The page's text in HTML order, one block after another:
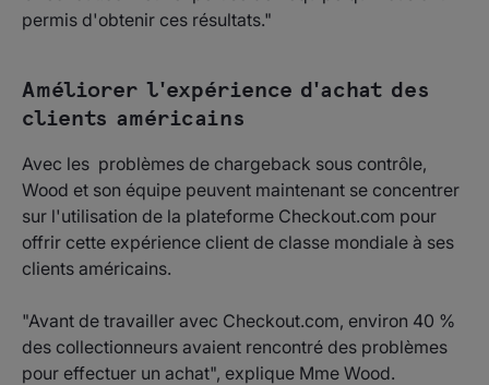
permis d'obtenir ces résultats."
Améliorer l'expérience d'achat des
clients américains
Avec les problèmes de chargeback sous contrôle,
Wood et son équipe peuvent maintenant se concentrer
sur l'utilisation de la plateforme Checkout.com pour
offrir cette expérience client de classe mondiale à ses
clients américains.
"Avant de travailler avec Checkout.com, environ 40 %
des collectionneurs avaient rencontré des problèmes
pour effectuer un achat", explique Mme Wood.